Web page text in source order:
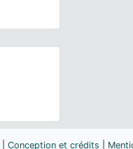
Conception et crédits